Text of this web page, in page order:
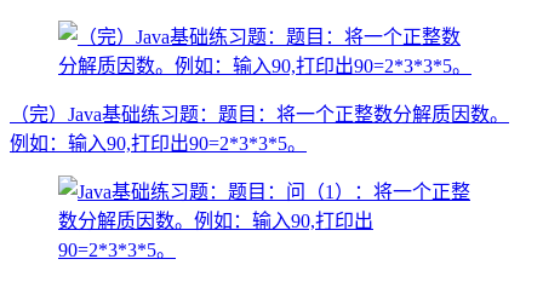
（完）Java基础练习题：题目：将一个正整数分解质因数。
例如：输入90,打印出90=2*3*3*5。